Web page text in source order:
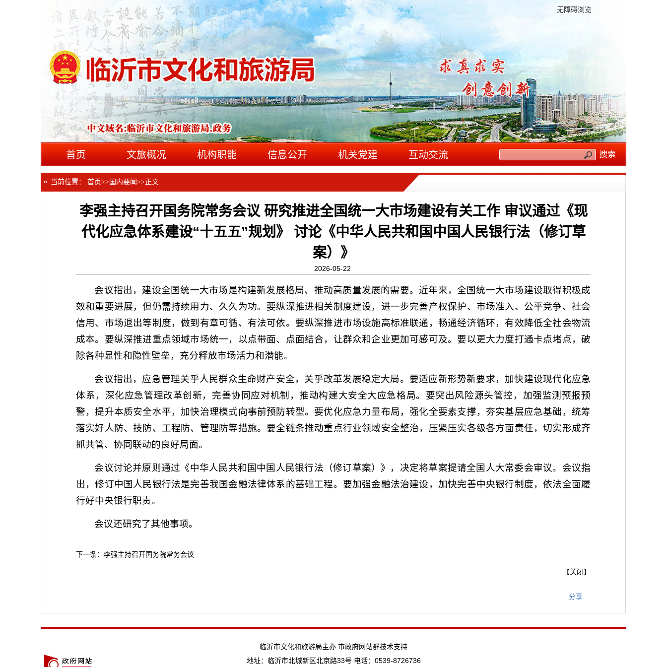
无障碍浏览
首页 文旅概况 机构职能 信息公开 机关党建 互动交流
当前位置： 首页>> 国内要闻 >> 正文
李强主持召开国务院常务会议 研究推进全国统一大市场建设有关工作 审议通过《现
代化应急体系建设“十五五”规划》 讨论《中华人民共和国中国人民银行法（修订草
案）》
2026-05-22
会议指出，建设全国统一大市场是构建新发展格局、推动高质量发展的需要。近年来，全国统一大市场建设取得积极成
效和重要进展，但仍需持续用力、久久为功。要纵深推进相关制度建设，进一步完善产权保护、市场准入、公平竞争、社会
信用、市场退出等制度，做到有章可循、有法可依。要纵深推进市场设施高标准联通，畅通经济循环，有效降低全社会物流
成本。要纵深推进重点领域市场统一，以点带面、点面结合，让群众和企业更加可感可及。要以更大力度打通卡点堵点，破
除各种显性和隐性壁垒，充分释放市场活力和潜能。
会议指出，应急管理关乎人民群众生命财产安全，关乎改革发展稳定大局。要适应新形势新要求，加快建设现代化应急
体系，深化应急管理改革创新，完善协同应对机制，推动构建大安全大应急格局。要突出风险源头管控，加强监测预报预
警，提升本质安全水平，加快治理模式向事前预防转型。要优化应急力量布局，强化全要素支撑，夯实基层应急基础，统筹
落实好人防、技防、工程防、管理防等措施。要全链条推动重点行业领域安全整治，压紧压实各级各方面责任，切实形成齐
抓共管、协同联动的良好局面。
会议讨论并原则通过《中华人民共和国中国人民银行法（修订草案） 》，决定将草案提请全国人大常委会审议。会议指
出，修订中国人民银行法是完善我国金融法律体系的基础工程。要加强金融法治建设，加快完善中央银行制度，依法全面履
行好中央银行职责。
会议还研究了其他事项。
下一条： 李强主持召开国务院常务会议
【关闭】
分享
临沂市文化和旅游局主办 市政府网站群技术支持
地址：临沂市北城新区北京路33号 电话：0539-8726736